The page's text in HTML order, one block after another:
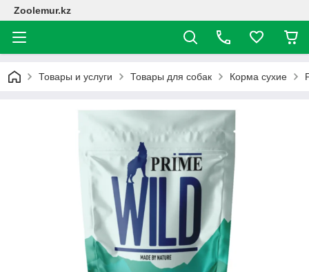
Zoolemur.kz
Товары и услуги Товары для собак Корма сухие